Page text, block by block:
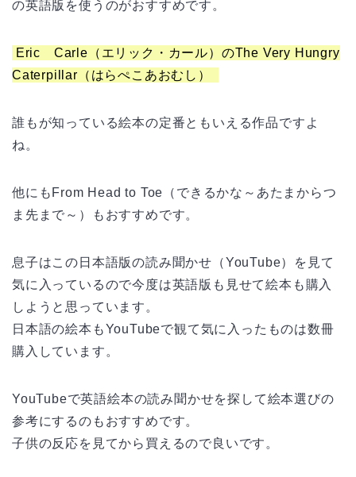
の英語版を使うのがおすすめです。
Eric Carle（エリック・カール）のThe Very Hungry
Caterpillar（はらぺこあおむし）
誰もが知っている絵本の定番ともいえる作品ですよ
ね。
他にもFrom Head to Toe（できるかな～あたまからつ
ま先まで～）もおすすめです。
息子はこの日本語版の読み聞かせ（YouTube）を見て
気に入っているので今度は英語版も見せて絵本も購入
しようと思っています。
日本語の絵本もYouTubeで観て気に入ったものは数冊
購入しています。
YouTubeで英語絵本の読み聞かせを探して絵本選びの
参考にするのもおすすめです。
子供の反応を見てから買えるので良いです。